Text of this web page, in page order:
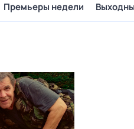
Премьеры недели